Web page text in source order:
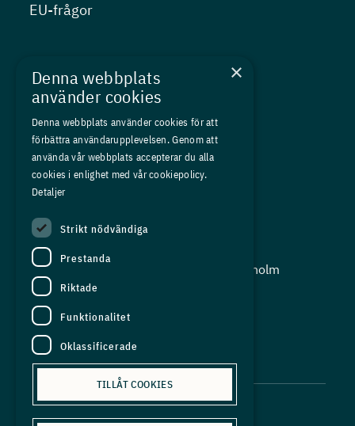
EU-frågor
Kurser
Medlemskap
Om oss
Press
In English
Adress:
Storgatan 19, Box 5501, 114 85 Stockholm
Organisationsnummer:
556625 - 8389
E-post:
info@industriarbetsgivarna.se
×
Denna webbplats
använder cookies
Denna webbplats använder cookies för att
förbättra användarupplevelsen. Genom att
använda vår webbplats accepterar du alla
cookies i enlighet med vår cookiepolicy.
Detaljer
Strikt nödvändiga
Prestanda
Riktade
Funktionalitet
Oklassificerade
TILLÅT COOKIES